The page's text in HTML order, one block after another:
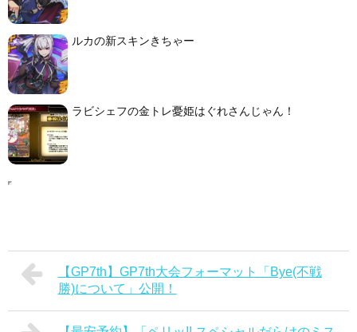
ルカの新スキンきちゃー
ラビシェフの金トレ憂姫はぐれさんじゃん！
【GP7th】GP7th大会フォーマット「Bye(不戦
勝)について」公開！